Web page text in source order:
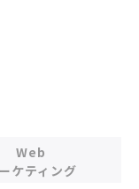
Web
ケティング